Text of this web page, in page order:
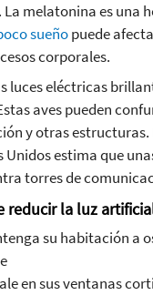
melatonina es una
sueñopuede
corporales.
luces eléctricas
aves pueden
y otras estructuras.
Unidos estima que
torres de
reducir la luz
su habitación a
en sus ventanas